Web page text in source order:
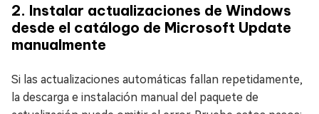
2. Instalar actualizaciones de Windows
desde el catálogo de Microsoft Update
manualmente
Si las actualizaciones automáticas fallan repetidamente,
la descarga e instalación manual del paquete de